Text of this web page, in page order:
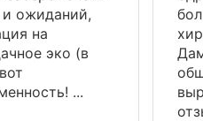
и ожиданий,
на
эко (в
...